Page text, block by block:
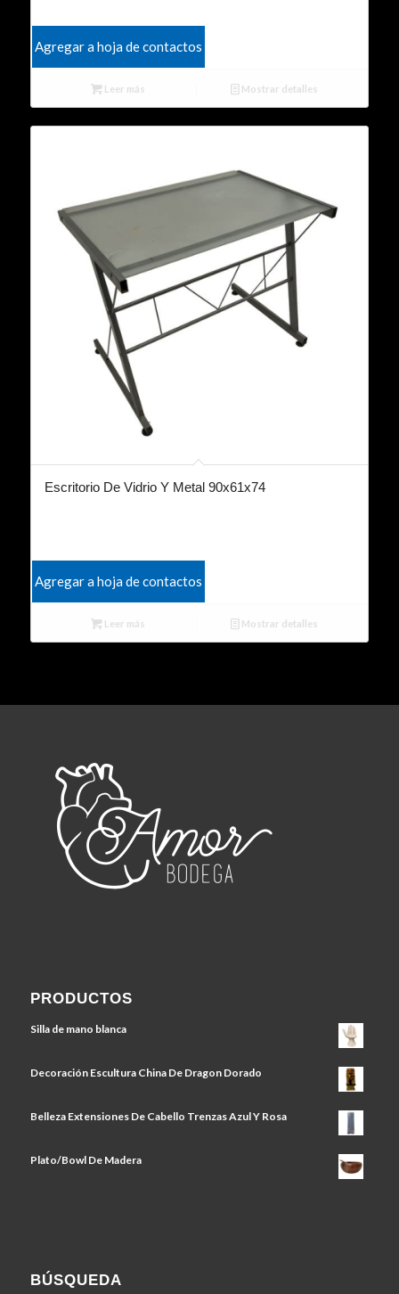
Agregar a hoja de contactos
Leer más Mostrar detalles
Escritorio De Vidrio Y Metal 90x61x74
Agregar a hoja de contactos
Leer más Mostrar detalles
PRODUCTOS
Silla de mano blanca
Decoración Escultura China De Dragon Dorado
Belleza Extensiones De Cabello Trenzas Azul Y Rosa
Plato/Bowl De Madera
BÚSQUEDA